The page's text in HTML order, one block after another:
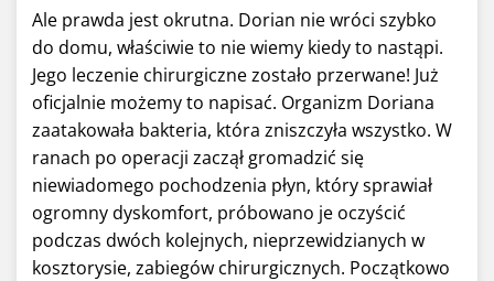
Ale prawda jest okrutna. Dorian nie wróci szybko
do domu, właściwie to nie wiemy kiedy to nastąpi.
Jego leczenie chirurgiczne zostało przerwane! Już
oficjalnie możemy to napisać. Organizm Doriana
zaatakowała bakteria, która zniszczyła wszystko. W
ranach po operacji zaczął gromadzić się
niewiadomego pochodzenia płyn, który sprawiał
ogromny dyskomfort, próbowano je oczyścić
podczas dwóch kolejnych, nieprzewidzianych w
kosztorysie, zabiegów chirurgicznych. Początkowo